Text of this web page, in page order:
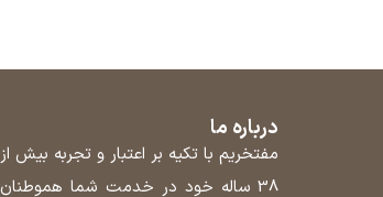
درباره ما
مفتخریم با تکیه بر اعتبار و تجربه بیش از
38 ساله خود در خدمت شما هموطنان